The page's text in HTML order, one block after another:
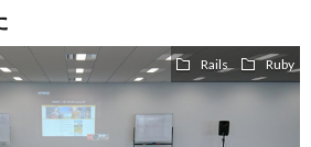
Rails Ruby